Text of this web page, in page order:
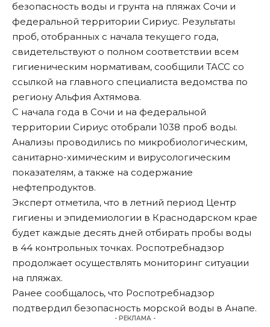
безопасность воды и грунта на пляжах Сочи и
федеральной территории Сириус. Результаты
проб, отобранных с начала текущего года,
свидетельствуют о полном соответствии всем
гигиеническим нормативам, сообщили ТАСС со
ссылкой на главного специалиста ведомства по
региону Альфия Ахтямова.
С начала года в Сочи и на федеральной
территории Сириус отобрали 1038 проб воды.
Анализы проводились по микробиологическим,
санитарно-химическим и вирусологическим
показателям, а также на содержание
нефтепродуктов.
Эксперт отметила, что в летний период Центр
гигиены и эпидемиологии в Краснодарском крае
будет каждые десять дней отбирать пробы воды
в 44 контрольных точках. Роспотребнадзор
продолжает осуществлять мониторинг ситуации
на пляжах.
Ранее сообщалось, что Роспотребнадзор
подтвердил безопасность морской воды в Анапе.
- РЕКЛАМА -